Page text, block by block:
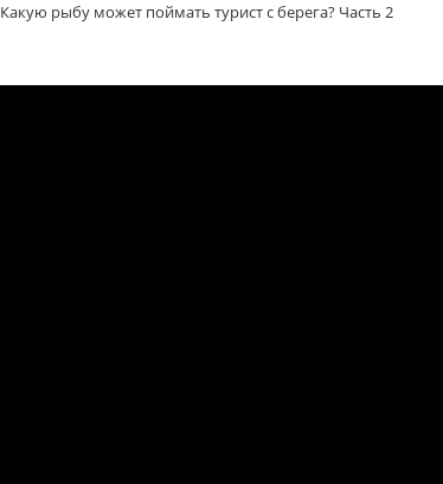
Какую рыбу может поймать турист с берега? Часть 2